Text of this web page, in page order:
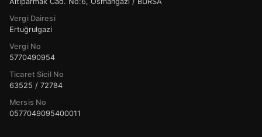
Vergi Dairesi
Ertuğrulgazi
Vergi No
5770490954
Ticaret Sicil No
63525 / 72784
Mersis No
0577049095400011